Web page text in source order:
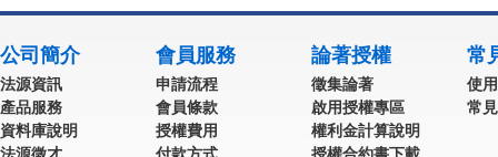
公司簡介
法源資訊
產品服務
資料庫說明
會員服務
申請流程
會員條款
授權費用
論著授權
徵集論著
啟用授權專區
權利金計算說明
常
使
常